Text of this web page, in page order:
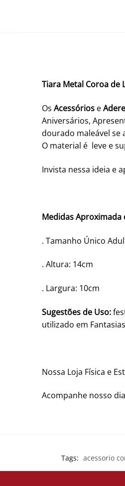
Tiara Metal Coroa de
Os Acessóriose
Aniversários,
dourado maleável se
O material é leve e
Invista nessa ideia e
Medidas Aproximada
. Tamanho Único
. Altura: 14cm
. Largura: 10cm
Sugestões de Uso:
utilizado em
Nossa Loja Física e
Acompanhe nosso
Tags: acessorio